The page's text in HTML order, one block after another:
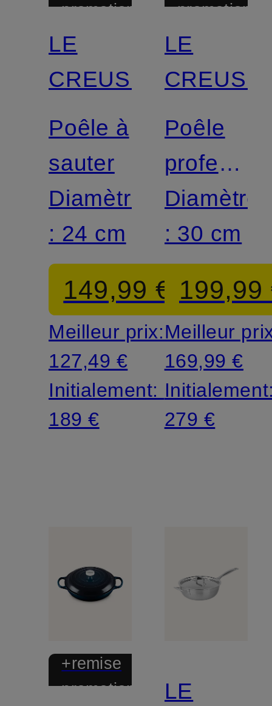
promotionnelle
LE
CREUSET
Poêle à
sauter
Diamètre
: 24 cm
149,99 €
Meilleur prix:
127,49 €
Initialement:
189 €
LE
Poêle
3-PLY
Diamètre
: 30 cm
199,99
Meilleur
169,99 €
279 €
+remise
promotionnelleLE